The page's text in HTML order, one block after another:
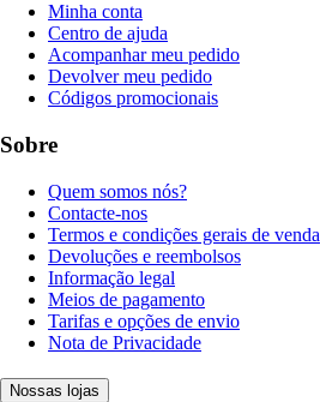
Minha conta
Centro de ajuda
Acompanhar meu pedido
Devolver meu pedido
Códigos promocionais
Sobre
Quem somos nós?
Contacte-nos
Termos e condições gerais de venda
Devoluções e reembolsos
Informação legal
Meios de pagamento
Tarifas e opções de envio
Nota de Privacidade
Nossas lojas